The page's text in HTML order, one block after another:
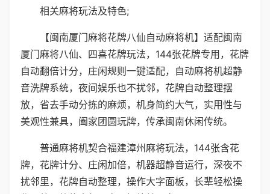
相关麻将玩法及特色;
【闽南厦门麻将花牌八仙自动麻将机】适配闽南
厦门麻将八仙、四喜花牌玩法，144张花牌专用，花牌
自动翻倍计分，庄闲规则一键适配，自动麻将机超静
音洗牌系统，夜间娱乐也不扰邻，花牌自动整理摆
放，省去手动分拣的麻烦，机身简约大气，实用性与
美观性兼具，阖家团圆玩牌，传承闽南休闲传统。
普通麻将机契合福建漳州麻将玩法，144张含花
牌，花牌计分、庄闲加倍，机器超静音运行，深夜不
扰邻里，花牌自动整理，操作大字面板，长辈轻松操